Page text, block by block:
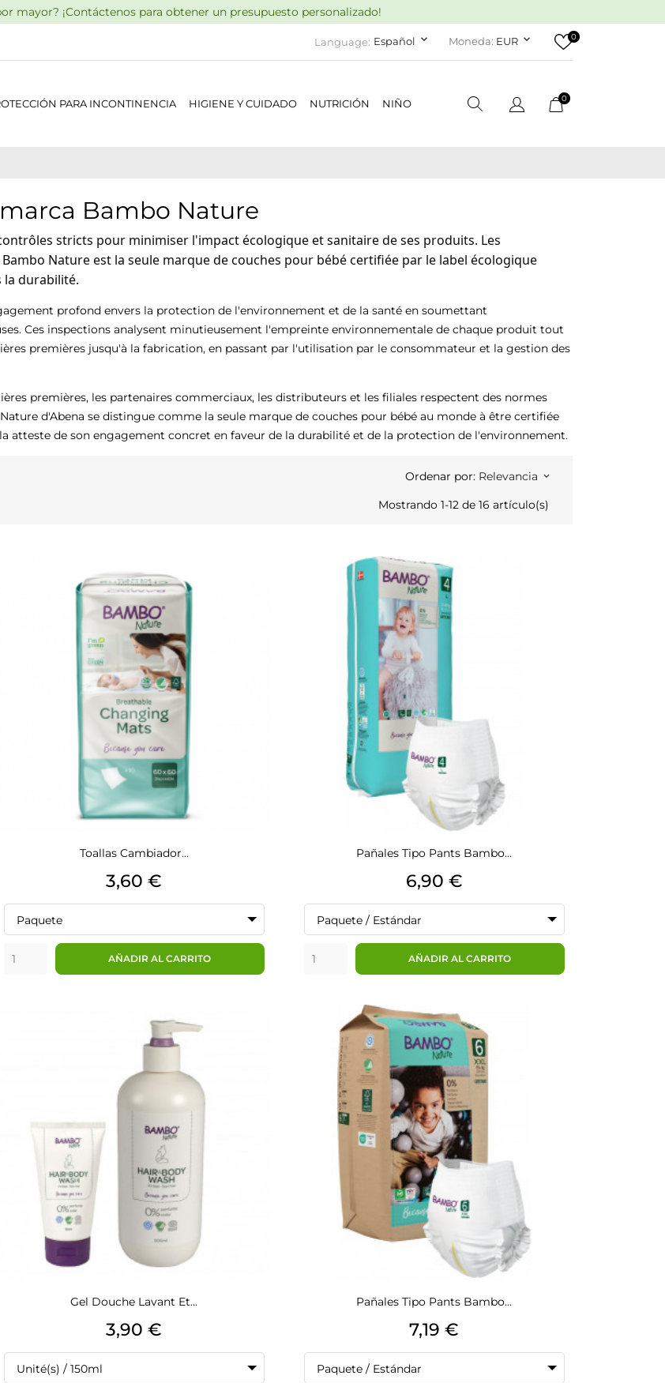
mayor? ¡Contáctenos para obtener un presupuesto personalizado!
Language: Español keyboard_arrow_down Moneda: EUR keyboard_arrow_down 0
PARA INCONTINENCIA HIGIENE Y CUIDADO NUTRICIÓN NIÑO 0
Bambo Nature
stricts pour minimiser l'impact écologique et sanitaire de ses produits. Les
Nature est la seule marque de couches pour bébé certifiée par le label écologique
la durabilité.
profond envers la protection de l'environnement et de la santé en soumettant
Ces inspections analysent minutieusement l'empreinte environnementale de chaque produit tout
premières jusqu'à la fabrication, en passant par l'utilisation par le consommateur et la gestion des
premières, les partenaires commerciaux, les distributeurs et les filiales respectent des normes
d'Abena se distingue comme la seule marque de couches pour bébé au monde à être certifiée
atteste de son engagement concret en faveur de la durabilité et de la protection de l'environnement.
Ordenar por: Relevancia keyboard_arrow_down
Mostrando 1-12 de 16 artículo(s)
Toallas Cambiador...
Precio
3,60 €
Paquete
AÑADIR AL CARRITO
Pañales Tipo Pants Bambo...
Precio
6,90 €
Paquete / Estándar
AÑADIR AL CARRITO
Gel Douche Lavant Et...
Precio
3,90 €
Unité(s) / 150ml
Pañales Tipo Pants Bambo...
Precio
7,19 €
Paquete / Estándar